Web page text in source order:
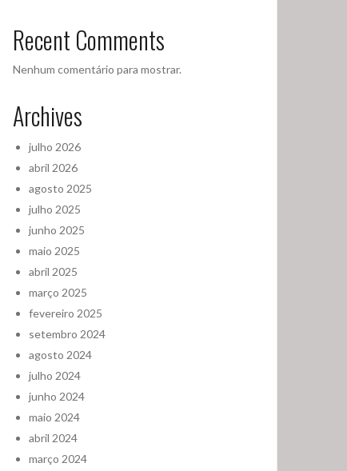
Recent Comments
Nenhum comentário para mostrar.
Archives
julho 2026
abril 2026
agosto 2025
julho 2025
junho 2025
maio 2025
abril 2025
março 2025
fevereiro 2025
setembro 2024
agosto 2024
julho 2024
junho 2024
maio 2024
abril 2024
março 2024